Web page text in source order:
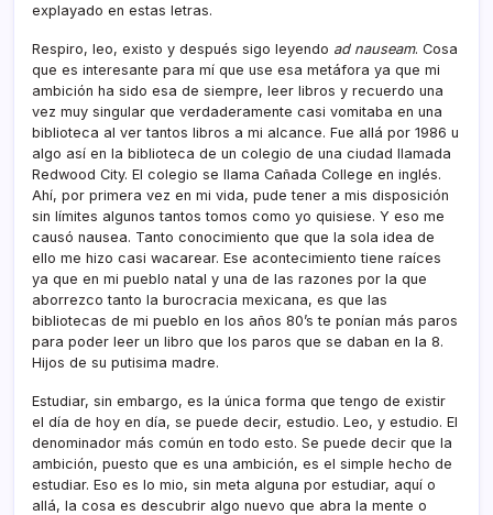
explayado en estas letras.
Respiro, leo, existo y después sigo leyendo ad nauseam. Cosa
que es interesante para mí que use esa metáfora ya que mi
ambición ha sido esa de siempre, leer libros y recuerdo una
vez muy singular que verdaderamente casi vomitaba en una
biblioteca al ver tantos libros a mi alcance. Fue allá por 1986 u
algo así en la biblioteca de un colegio de una ciudad llamada
Redwood City. El colegio se llama Cañada College en inglés.
Ahí, por primera vez en mi vida, pude tener a mis disposición
sin límites algunos tantos tomos como yo quisiese. Y eso me
causó nausea. Tanto conocimiento que que la sola idea de
ello me hizo casi wacarear. Ese acontecimiento tiene raíces
ya que en mi pueblo natal y una de las razones por la que
aborrezco tanto la burocracia mexicana, es que las
bibliotecas de mi pueblo en los años 80’s te ponían más paros
para poder leer un libro que los paros que se daban en la 8.
Hijos de su putisima madre.
Estudiar, sin embargo, es la única forma que tengo de existir
el día de hoy en día, se puede decir, estudio. Leo, y estudio. El
denominador más común en todo esto. Se puede decir que la
ambición, puesto que es una ambición, es el simple hecho de
estudiar. Eso es lo mio, sin meta alguna por estudiar, aquí o
allá, la cosa es descubrir algo nuevo que abra la mente o